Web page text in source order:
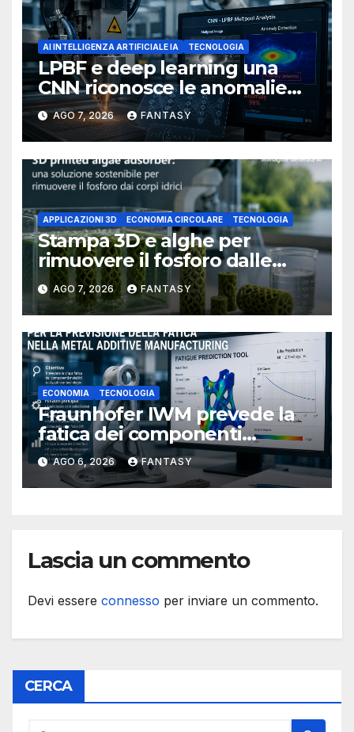
AI INTELLIGENZA ARTIFICIALE IA TECNOLOGIA
LPBF e deep learning una
CNN riconosce le anomalie
del bagno di fusione
AGO 7, 2026 FANTASY
APPLICAZIONI 3D ECONOMIA CIRCOLARE TECNOLOGIA
Stampa 3D e alghe per
rimuovere il fosforo dalle
acque il progetto della
Florida Atlantic University
AGO 7, 2026 FANTASY
ECONOMIA TECNOLOGIA
Fraunhofer IWM prevede la
fatica dei componenti
metallici stampati in 3D
AGO 6, 2026 FANTASY
Lascia un commento
Devi essere connesso per inviare un commento.
CERCA